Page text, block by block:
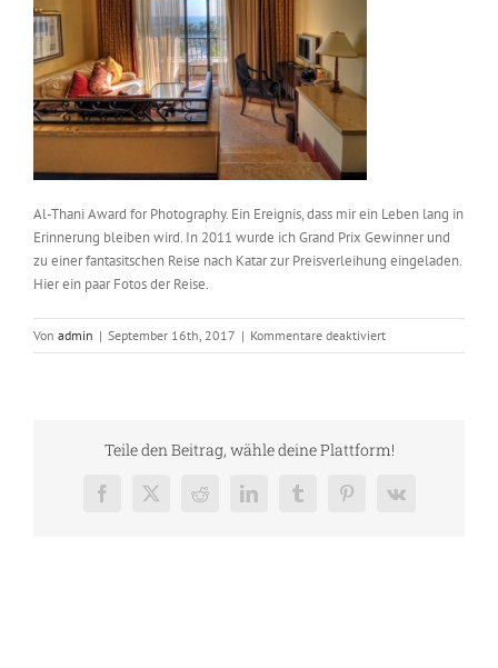
Al-Thani Award for Photography. Ein Ereignis, dass mir ein Leben lang in
Erinnerung bleiben wird. In 2011 wurde ich Grand Prix Gewinner und
zu einer fantasitschen Reise nach Katar zur Preisverleihung eingeladen.
Hier ein paar Fotos der Reise.
Von admin | September 16th, 2017 | Kommentare deaktiviertfür
Foto
6203_5_7C
Teile den Beitrag, wähle deine Plattform!
Facebook
X RedditLinkedInTumblrPinterest
Vk